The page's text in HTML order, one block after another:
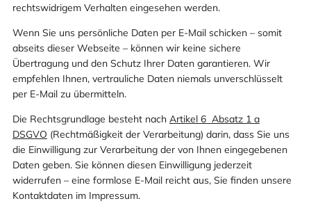
rechtswidrigem Verhalten eingesehen werden.
Wenn Sie uns persönliche Daten per E-Mail schicken – somit
abseits dieser Webseite – können wir keine sichere
Übertragung und den Schutz Ihrer Daten garantieren. Wir
empfehlen Ihnen, vertrauliche Daten niemals unverschlüsselt
per E-Mail zu übermitteln.
Die Rechtsgrundlage besteht nach Artikel 6 Absatz 1 a
DSGVO (Rechtmäßigkeit der Verarbeitung) darin, dass Sie uns
die Einwilligung zur Verarbeitung der von Ihnen eingegebenen
Daten geben. Sie können diesen Einwilligung jederzeit
widerrufen – eine formlose E-Mail reicht aus, Sie finden unsere
Kontaktdaten im Impressum.